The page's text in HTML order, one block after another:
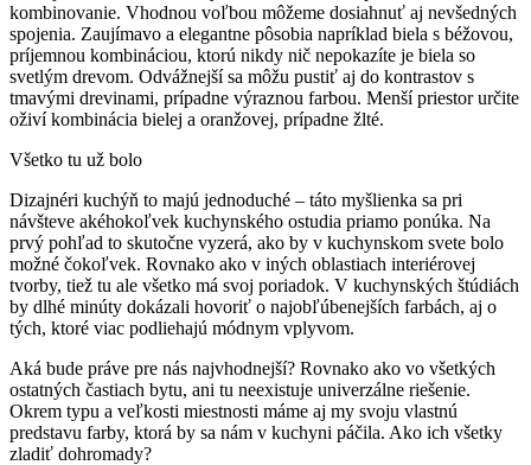
kombinovanie. Vhodnou voľbou môžeme dosiahnuť aj nevšedných
spojenia. Zaujímavo a elegantne pôsobia napríklad biela s béžovou,
príjemnou kombináciou, ktorú nikdy nič nepokazíte je biela so
svetlým drevom. Odvážnejší sa môžu pustiť aj do kontrastov s
tmavými drevinami, prípadne výraznou farbou. Menší priestor určite
oživí kombinácia bielej a oranžovej, prípadne žlté.
Všetko tu už bolo
Dizajnéri kuchýň to majú jednoduché – táto myšlienka sa pri
návšteve akéhokoľvek kuchynského ostudia priamo ponúka. Na
prvý pohľad to skutočne vyzerá, ako by v kuchynskom svete bolo
možné čokoľvek. Rovnako ako v iných oblastiach interiérovej
tvorby, tiež tu ale všetko má svoj poriadok. V kuchynských štúdiách
by dlhé minúty dokázali hovoriť o najobľúbenejších farbách, aj o
tých, ktoré viac podliehajú módnym vplyvom.
Aká bude práve pre nás najvhodnejší? Rovnako ako vo všetkých
ostatných častiach bytu, ani tu neexistuje univerzálne riešenie.
Okrem typu a veľkosti miestnosti máme aj my svoju vlastnú
predstavu farby, ktorá by sa nám v kuchyni páčila. Ako ich všetky
zladiť dohromady?